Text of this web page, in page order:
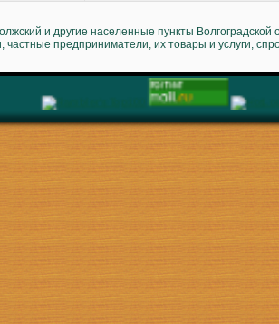
и другие населенные пункты Волгоградской
частные предприниматели, их товары и услуги,